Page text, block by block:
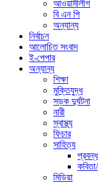
আওয়ামীলীগ
বি এন পি
অন্যান্য
নির্বাচন
আলোচিত সংবাদ
ই-পেপার
অন্যান্য
শিক্ষা
মুক্তিযুদ্ধ
সড়ক দুর্ঘটনা
নারী
স্বাস্থ্য
ফিচার
সাহিত্য
মিডিয়া